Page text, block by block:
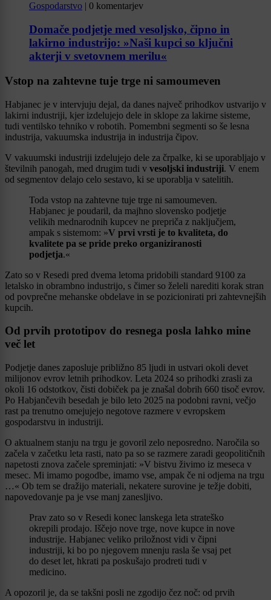
Gospodarstvo | 0 komentarjev
Domače podjetje med vesoljsko, čipno in
lakirno industrijo: »Naši kupci so ključni
akterji v svetovnem merilu«
Vstop na zahtevne tuje trge ni samoumeven
Habjanec je v intervjuju dejal, da danes največ prihodkov ustvarijo v
lakirni industriji, kjer izdelujejo dele in sklope za lakirne sisteme,
tudi ventilsko tehniko v robotih. Pomembni segmenti so še lesna
industrija, vakuumska industrija in industrija čipov.
V vakuumski industriji izdelujejo dele za črpalke, ki se uporabljajo v
številnih panogah, med drugim tudi v vesoljski industriji. V enem
od segmentov delajo celo sestavo, ki se uporablja v satelitih.
Toda vstop na zahtevne tuje trge ni samoumeven.
Habjanec je poudaril, da majhno slovensko podjetje
velikih mednarodnih kupcev ne prepriča z naključjem,
ampak s sistemom: »V prvi vrsti je to kvaliteta, do
kvalitete pa se pride preko organiziranosti
podjetja.«
Zato so v Resedi pred dvema letoma pridobili standard 9100 za
letalsko in obrambno industrijo, s čimer so želeli narediti korak stran
od povprečne mehanske obdelave in se pozicionirati pri zahtevnejših
kupcih.
Od prvih prototipov do resnega posla lahko mine
več let
Podjetje danes zaposluje približno 85 ljudi in ustvari okoli devet
milijonov evrov letnih prihodkov. Leta 2024 so prihodki zrasli za
okoli 16 odstotkov, čisti dobiček pa je znašal dobrih 660 tisoč evrov.
Po Habjančevih besedah je bilo leto 2025 na podobni ravni, večjo
rast pa trenutno omejujejo negotove razmere v evropskem
gospodarstvu in industriji.
O aktualnem stanju na trgu je govoril zelo neposredno. Naročila so
začela v začetku leta rasti, nato pa so se razmere zaradi geopolitičnih
napetosti znova začele spreminjati: »V bistvu živimo iz meseca v
mesec. Mi imamo pogodbe, imamo vse, ampak če ni odjema na trgu
…« Ob tem se dražijo materiali, nekatere surovine je težje dobiti,
napovedovanje pa je vse manj zanesljivo.
Prav zato so v Resedi konec lanskega leta strateško
okrepili prodajo. Iščejo nove trge, nove kupce in nove
industrije. Habjanec veliko priložnost vidi v čipni
industriji, ki bo po njegovem mnenju rasla še vsaj pet
do deset let, hkrati pa poskušajo prodreti tudi v
medicino.
A opozoril je, da se takšni posli ne zgodijo čez noč: od prvih